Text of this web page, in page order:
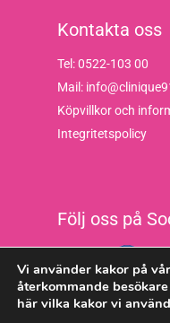
Kontakta oss
Tel: 0522-103 00
Mail:
Köpvillkor och
Integritetspolicy
Följ oss på
Vi använder kakor på
återkommande
här vilka kakor vi